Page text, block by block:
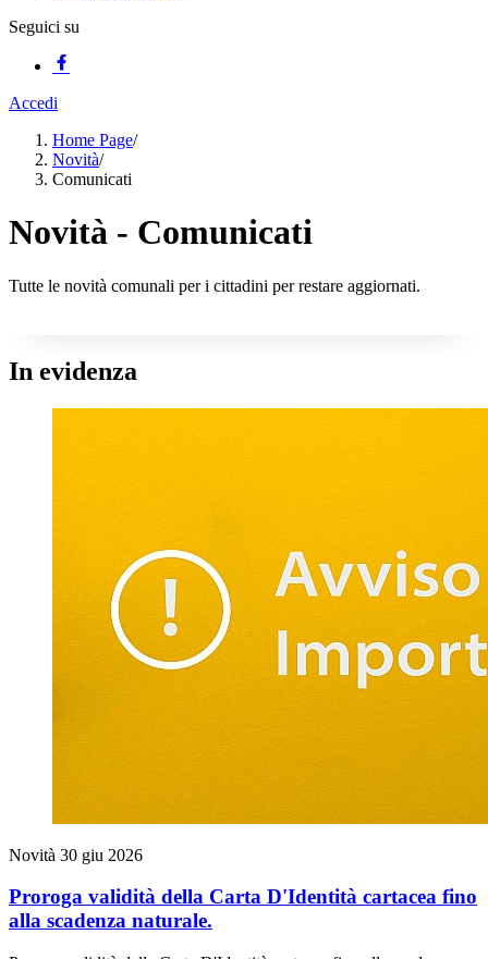
Seguici su
Accedi
Home Page/
Novità/
Comunicati
Novità - Comunicati
Tutte le novità comunali per i cittadini per restare aggiornati.
In evidenza
Novità 30 giu 2026
Proroga validità della Carta D'Identità cartacea fino
alla scadenza naturale.